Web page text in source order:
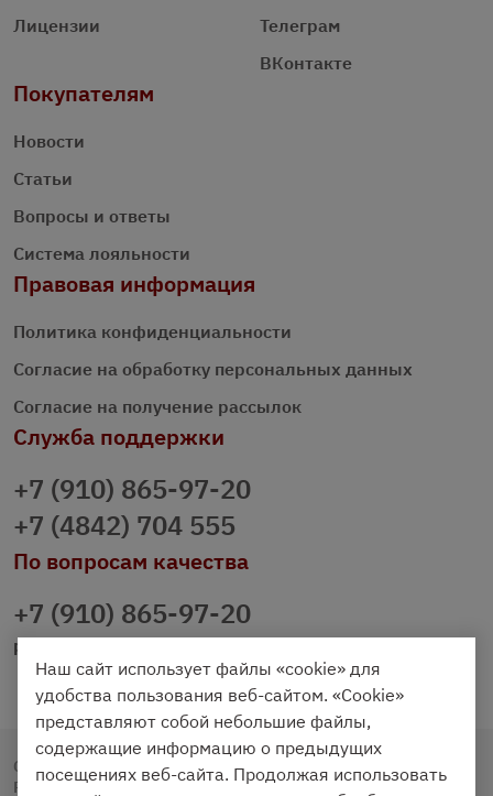
Лицензии
Телеграм
ВКонтакте
Покупателям
Новости
Статьи
Вопросы и ответы
Система лояльности
Правовая информация
Политика конфиденциальности
Согласие на обработку персональных данных
Согласие на получение рассылок
Служба поддержки
+7 (910) 865-97-20
+7 (4842) 704 555
По вопросам качества
+7 (910) 865-97-20
prazdnichniy40@palmi.ru
Copyright © 2020 - 2026. Праздничный Стол.
Разработка и продвижение - Vegas Studio
Наш сайт использует файлы «cookie» для
удобства пользования веб-сайтом. «Cookie»
представляют собой небольшие файлы,
содержащие информацию о предыдущих
посещениях веб-сайта. Продолжая использовать